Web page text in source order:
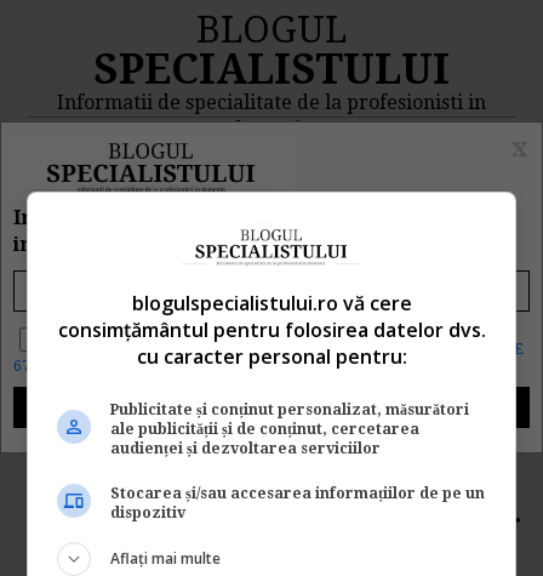
BLOGUL
SPECIALISTULUI
Informatii de specialitate de la profesionisti in
domeniu
MENIU CAUTA
Rezultat cautare "legea
nr. 832/2013"
Cautarea facuta dupa cuvantul/sirul de cuvinte "
legea nr.
832/2013 " a returnat 1 articole.
Noi prevederi legislative
privind activitatea zilierilor
deLegislatiamuncii.ro
Inscrie e-mailul tau pentru a primi zilnic
informatii despre CE, CAND si CUM s-a intamplat
Da, vreau informatii despre produsele Rentrop&Straton. Sunt de
acord ca datele personale sa fie prelucrate conform Regulamentul UE
679/2016
blogulspecialistului.ro vă cere
consimțământul pentru folosirea datelor dvs.
cu caracter personal pentru:
Publicitate și conținut personalizat, măsurători
ale publicității și de conținut, cercetarea
audienței și dezvoltarea serviciilor
Stocarea și/sau accesarea informațiilor de pe un
dispozitiv
Aflați mai multe